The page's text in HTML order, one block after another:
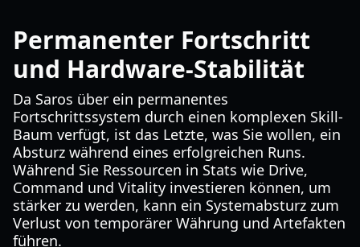
Permanenter Fortschritt
und Hardware-Stabilität
Da Saros über ein permanentes
Fortschrittssystem durch einen komplexen Skill-
Baum verfügt, ist das Letzte, was Sie wollen, ein
Absturz während eines erfolgreichen Runs.
Während Sie Ressourcen in Stats wie Drive,
Command und Vitality investieren können, um
stärker zu werden, kann ein Systemabsturz zum
Verlust von temporärer Währung und Artefakten
führen.